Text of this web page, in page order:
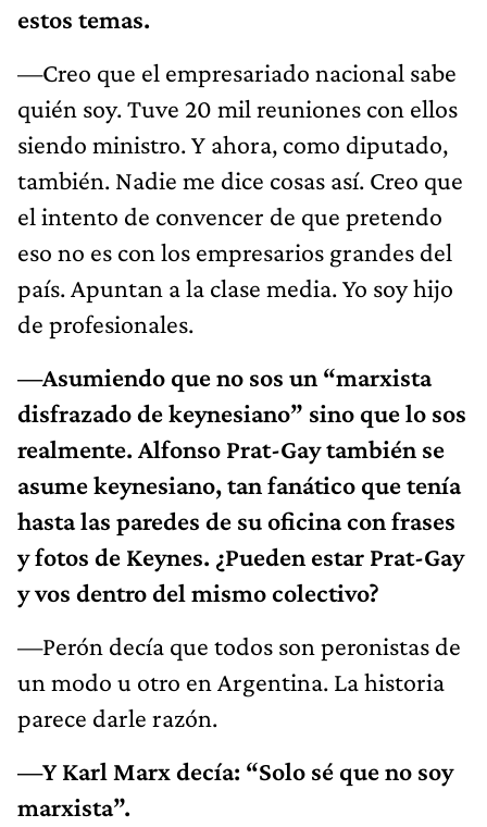
estos temas.
—Creo que el empresariado nacional sabe
quién soy. Tuve 20 mil reuniones con ellos
siendo ministro. Y ahora, como diputado,
también. Nadie me dice cosas así. Creo que
el intento de convencer de que pretendo
eso no es con los empresarios grandes del
país. Apuntan a la clase media. Yo soy hijo
de profesionales.
—Asumiendo que no sos un “marxista
disfrazado de keynesiano” sino que lo sos
realmente. Alfonso Prat-Gay también se
asume keynesiano, tan fanático que tenía
hasta las paredes de su oficina con frases
y fotos de Keynes. ¿Pueden estar Prat-Gay
y vos dentro del mismo colectivo?
—Perón decía que todos son peronistas de
un modo u otro en Argentina. La historia
parece darle razón.
—Y Karl Marx decía: “Solo sé que no soy
marxista”.